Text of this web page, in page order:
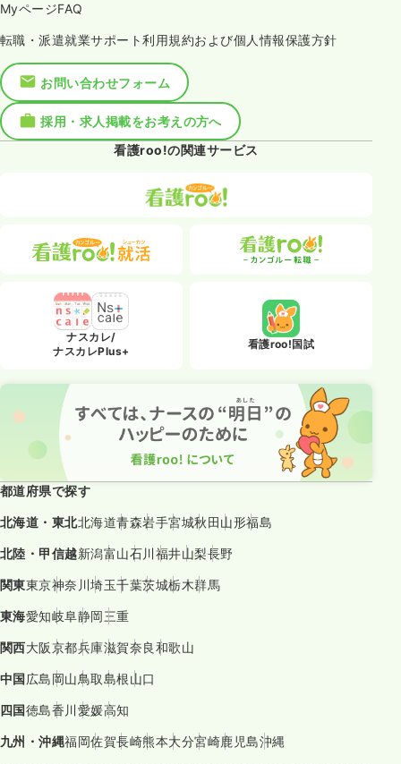
MyページFAQ
転職・派遣就業サポート利用規約および個人情報保護方針
お問い合わせフォーム
採用・求人掲載をお考えの方へ
看護roo!の関連サービス
ナスカレ/
ナスカレPlus+
看護roo!国試
都道府県で探す
北海道・東北北海道青森岩手宮城秋田山形福島
北陸・甲信越新潟富山石川福井山梨長野
関東東京神奈川埼玉千葉茨城栃木群馬
東海愛知岐阜静岡三重
関西大阪京都兵庫滋賀奈良和歌山
中国広島岡山鳥取島根山口
四国徳島香川愛媛高知
九州・沖縄福岡佐賀長崎熊本大分宮崎鹿児島沖縄